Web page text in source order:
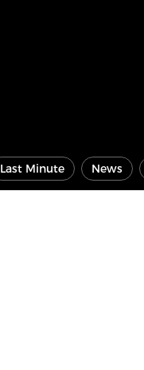
Last Minute News